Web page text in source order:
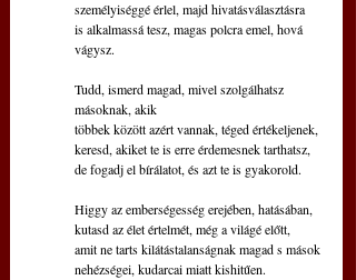
személyiséggé érlel, majd hivatásválasztásra
is alkalmassá tesz, magas polcra emel, hová
vágysz.
Tudd, ismerd magad, mivel szolgálhatsz
másoknak, akik
többek között azért vannak, téged értékeljenek,
keresd, akiket te is erre érdemesnek tarthatsz,
de fogadj el bírálatot, és azt te is gyakorold.
Higgy az emberségesség erejében, hatásában,
kutasd az élet értelmét, még a világé előtt,
amit ne tarts kilátástalanságnak magad s mások
nehézségei, kudarcai miatt kishitűen.